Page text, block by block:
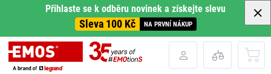
Přihlaste se k odběru novinek a získejte slevu
Sleva 100 Kč NA PRVNÍ NÁKUP